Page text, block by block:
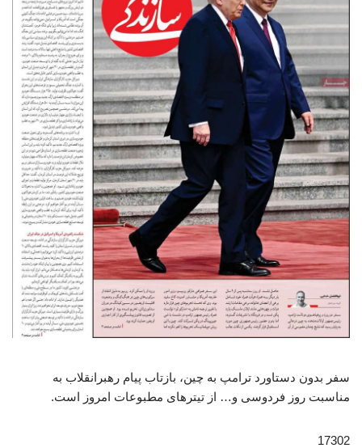
سفر بدون دستاورد ترامپ به چین، بازتاب پیام رهبرانقلاب به
مناسبت روز فردوسی و… از تیترهای مطبوعات امروز است.
17302